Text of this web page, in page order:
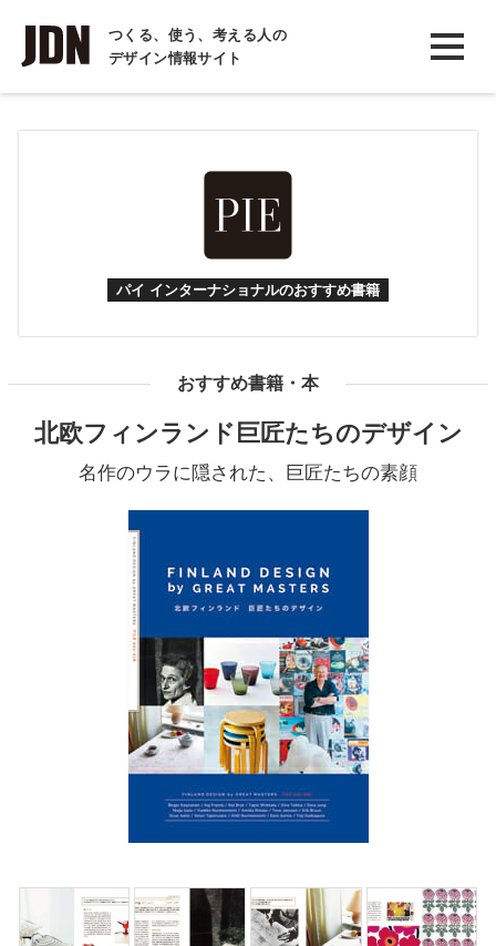
つくる、使う、考える人の
デザイン情報サイト
INTERVIEW
インタビュー
REPORT
パイ インターナショナルのおすすめ書籍
おすすめ書籍・本
北欧フィンランド巨匠たちのデザイン
名作のウラに隠された、巨匠たちの素顔